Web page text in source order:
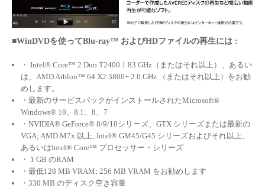
■WinDVDを使ってBlu-ray™ およびHDファイルの再生には :
・ Intel® Core™ 2 Duo T2400 1.83 GHz（またはそれ以上）、あるい
は、AMD Athlon™ 64 X2 3800+ 2.0 GHz （またはそれ以上）をお勧
めします。
・最新のサービスパックがインストールされたMicrosoft®
Windows® 10、8.1、8、7
・NVIDIA® GeForce® 8/9/10シリーズ、GTX シリーズまたは最新の
VGA; AMD M7x 以上; Intel® GM45/G45 シリーズおよびそれ以上、
あるいはIntel® Core™ プロセッサー・シリーズ
・ 1 GB のRAM
・最低128 MB VRAM; 256 MB VRAM をお勧めします
・330 MB のディスク空き容量